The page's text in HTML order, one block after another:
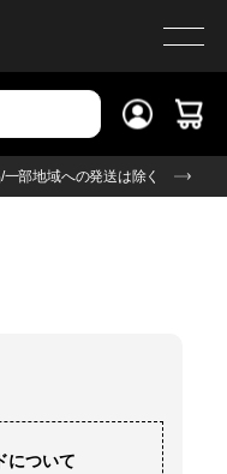
部地域への発送は除く
について